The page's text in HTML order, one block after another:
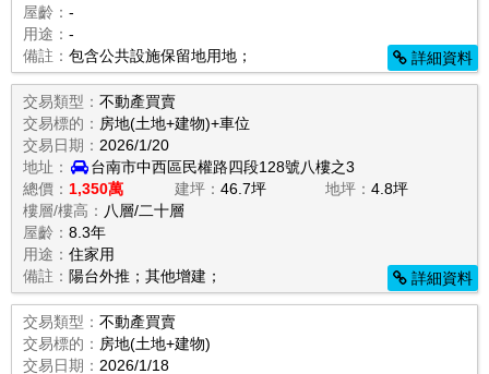
屋齡： -
用途： -
備註： 包含公共設施保留地用地； 詳細資料
交易類型： 不動產買賣
交易標的： 房地(土地+建物)+車位
交易日期： 2026/1/20
地址：
台南市中西區民權路四段128號八樓之3
總價： 1,350萬 建坪： 46.7坪 地坪：4.8坪
樓層/樓高： 八層/二十層
屋齡： 8.3年
用途： 住家用
備註： 陽台外推；其他增建； 詳細資料
交易類型： 不動產買賣
交易標的： 房地(土地+建物)
交易日期： 2026/1/18